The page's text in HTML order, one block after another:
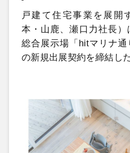
戸建て住宅事業を展開
本・山鹿、瀬口力社長
総合展示場「hitマリナ
の新規出展契約を締結した